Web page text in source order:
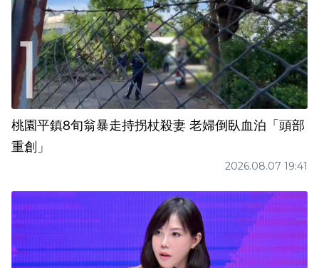
桃園平鎮8旬翁暴走持拐杖殺妻 老婦倒臥血泊「頭部
重創」
2026.08.07 19:41